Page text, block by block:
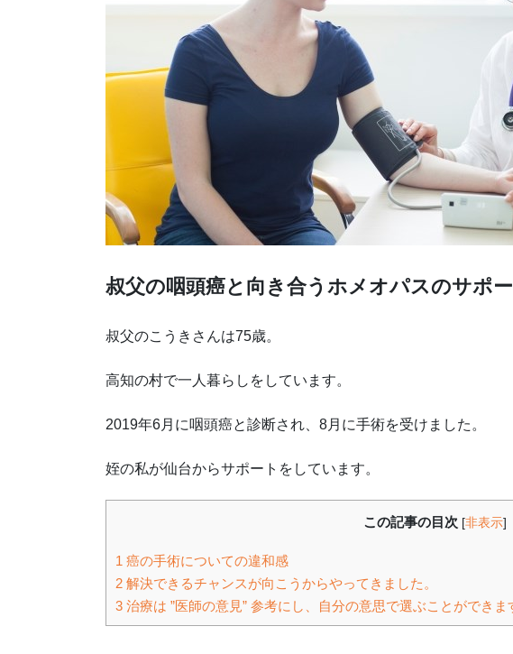
叔父の咽頭癌と向き合うホメオパスのサポ
叔父のこうきさんは75歳。
高知の村で一人暮らしをしています。
2019年6月に咽頭癌と診断され、8月に手術を受けました。
姪の私が仙台からサポートをしています。
この記事の目次 [非表示]
1 癌の手術についての違和感
2 解決できるチャンスが向こうからやってきました。
3 治療は ”医師の意見” 参考にし、自分の意思で選ぶことができま